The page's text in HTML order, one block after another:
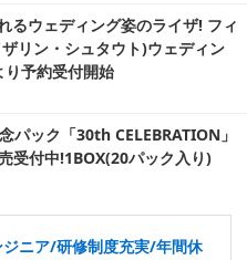
るウェディング姿のライザ! フィ
リン・シュタウト)ウェディン
予約受付開始
パック「30th CELEBRATION」
受付中!1BOX(20パック入り)
ニア/研修制度充実/年間休